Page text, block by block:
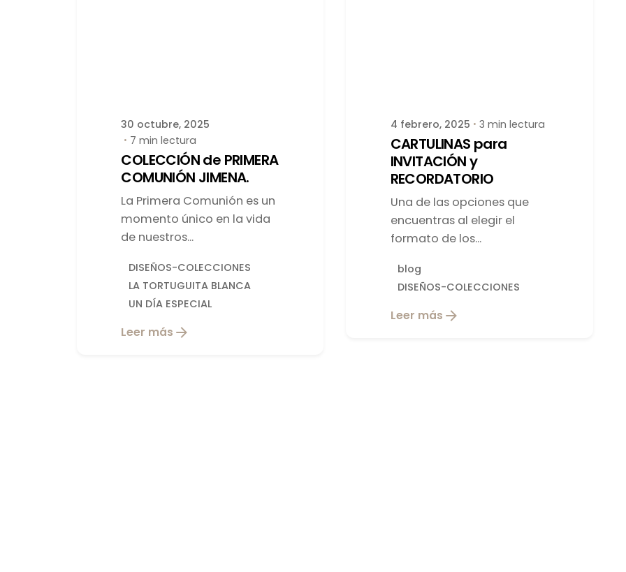
30 octubre, 2025
7 min lectura
COLECCIÓN de PRIMERA
COMUNIÓN JIMENA.
La Primera Comunión es un
momento único en la vida
de nuestros...
DISEÑOS-COLECCIONES
LA TORTUGUITA BLANCA
UN DÍA ESPECIAL
Leer más
4 febrero, 2025 3 min lectura
CARTULINAS para
INVITACIÓN y
RECORDATORIO
Una de las opciones que
encuentras al elegir el
formato de los...
blog
DISEÑOS-COLECCIONES
Leer más